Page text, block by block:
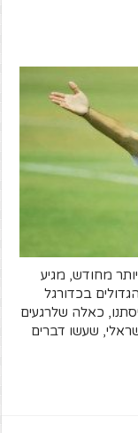
מחודש, מגיע
בכדורגל
כאלה שלרגעים
שעשו דברים